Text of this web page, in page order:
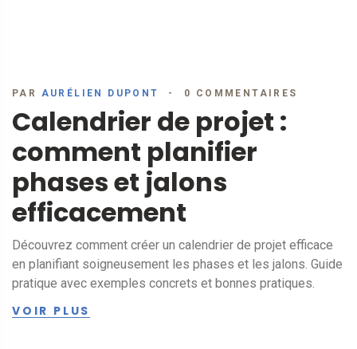
PAR AURÉLIEN DUPONT 0 COMMENTAIRES
Calendrier de projet :
comment planifier
phases et jalons
efficacement
Découvrez comment créer un calendrier de projet efficace
en planifiant soigneusement les phases et les jalons. Guide
pratique avec exemples concrets et bonnes pratiques.
VOIR PLUS